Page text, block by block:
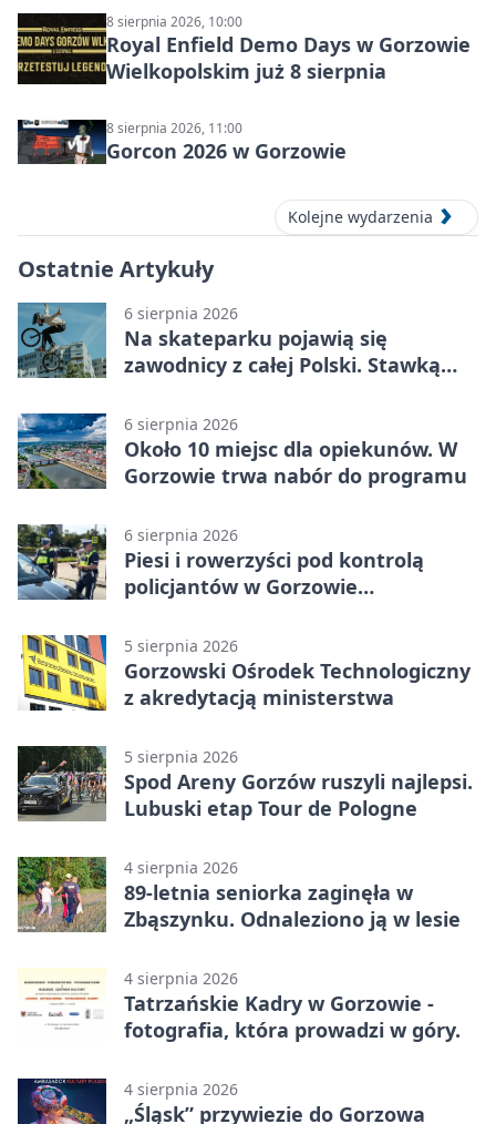
8 sierpnia 2026, 10:00
Royal Enfield Demo Days w Gorzowie
Wielkopolskim już 8 sierpnia
8 sierpnia 2026, 11:00
Gorcon 2026 w Gorzowie
Kolejne wydarzenia
Ostatnie Artykuły
6 sierpnia 2026
Na skateparku pojawią się
zawodnicy z całej Polski. Stawką
6 sierpnia 2026
Około 10 miejsc dla opiekunów. W
Gorzowie trwa nabór do programu
6 sierpnia 2026
Piesi i rowerzyści pod kontrolą
policjantów w Gorzowie
5 sierpnia 2026
Gorzowski Ośrodek Technologiczny
z akredytacją ministerstwa
5 sierpnia 2026
Spod Areny Gorzów ruszyli najlepsi.
Lubuski etap Tour de Pologne
4 sierpnia 2026
89-letnia seniorka zaginęła w
Zbąszynku. Odnaleziono ją w lesie
4 sierpnia 2026
Tatrzańskie Kadry w Gorzowie -
fotografia, która prowadzi w góry.
4 sierpnia 2026
„Śląsk” przywiezie do Gorzowa